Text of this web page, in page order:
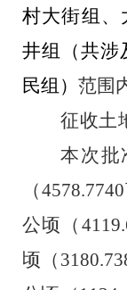
村大街组、
井组
（共涉
民组 ） 范围
征收土
本次批
（4578.7740
公顷（
顷（